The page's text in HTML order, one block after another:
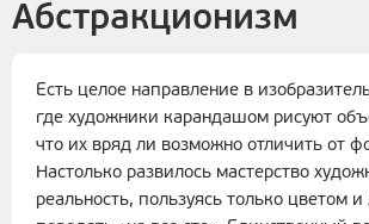
Абстракционизм
Есть целое направление в
где художники карандашом рисуют
что их вряд ли возможно отличить от
Настолько развилось мастерство
реальность, пользуясь только цветом